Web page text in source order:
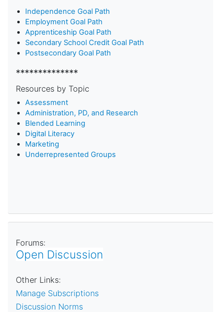
Independence Goal Path
Employment Goal Path
Apprenticeship Goal Path
Secondary School Credit Goal Path
Postsecondary Goal Path
**************
Resources by Topic
Assessment
Administration, PD, and Research
Blended Learning
Digital Literacy
Marketing
Underrepresented Groups
Forums:
Open Discussion
Other Links:
Manage Subscriptions
Discussion Norms